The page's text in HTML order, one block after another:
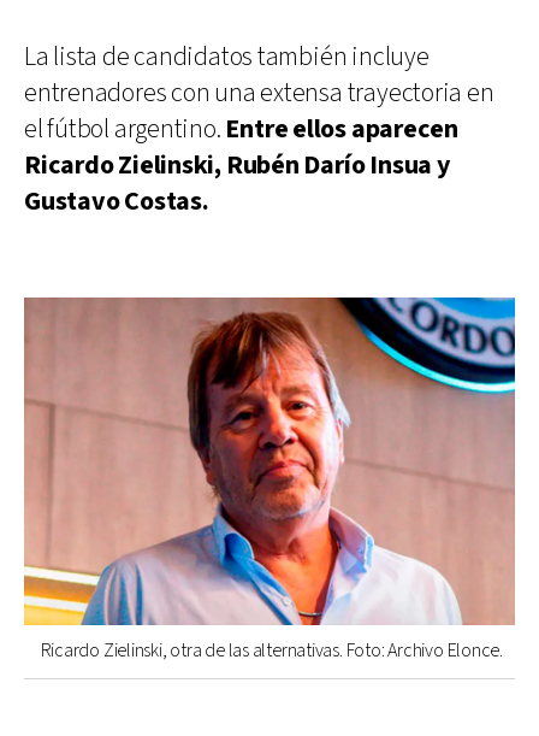
La lista de candidatos también incluye
entrenadores con una extensa trayectoria en
el fútbol argentino. Entre ellos aparecen
Ricardo Zielinski, Rubén Darío Insua y
Gustavo Costas.
Ricardo Zielinski, otra de las alternativas. Foto: Archivo Elonce.